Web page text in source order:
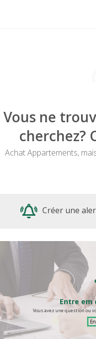
Vous ne
cherchez?
Achat Appartements,
Créer une
Entre em
Vous avez une question ou